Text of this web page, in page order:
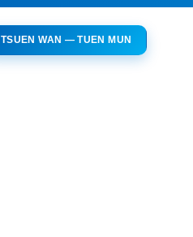
TSUEN WAN — TUEN MUN